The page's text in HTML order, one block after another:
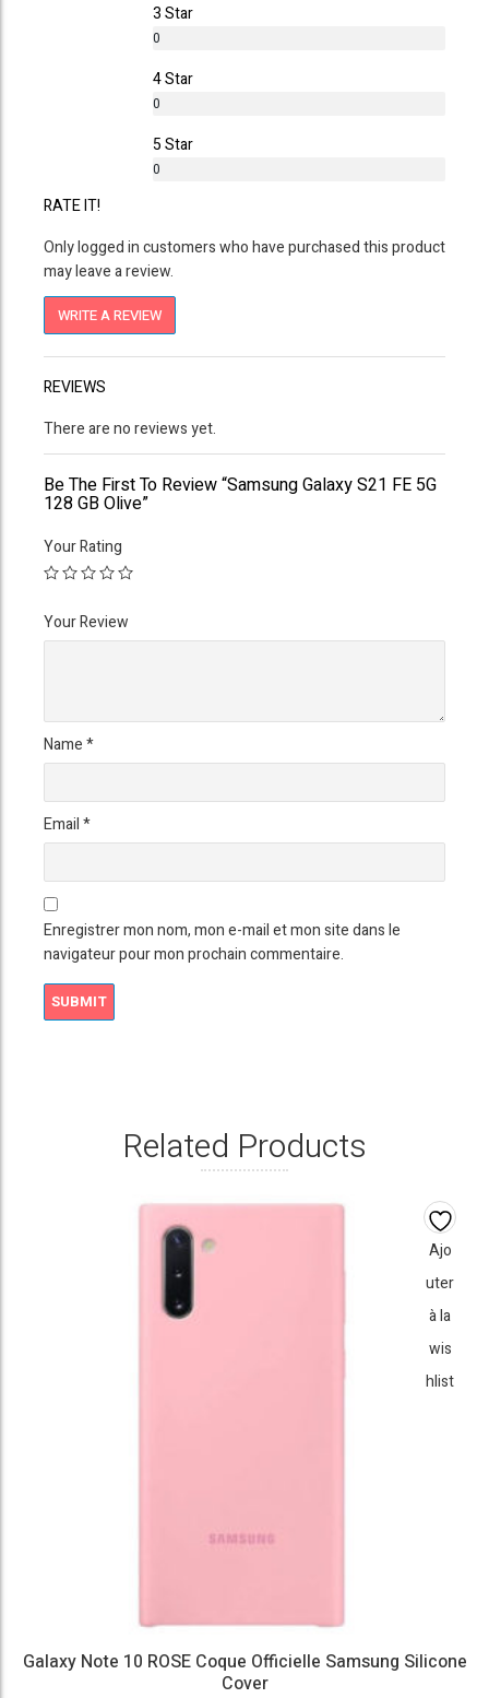
3 Star
0
4 Star
0
5 Star
0
RATE IT!
Only logged in customers who have purchased this product
may leave a review.
WRITE A REVIEW
REVIEWS
There are no reviews yet.
Be The First To Review “Samsung Galaxy S21 FE 5G
128 GB Olive”
Your Rating
Your Review
Name*
Email*
Enregistrer mon nom, mon e-mail et mon site dans le
navigateur pour mon prochain commentaire.
Related Products
Ajo
uter
à la
wis
hlist
Galaxy Note 10 ROSE Coque Officielle Samsung Silicone
Cover